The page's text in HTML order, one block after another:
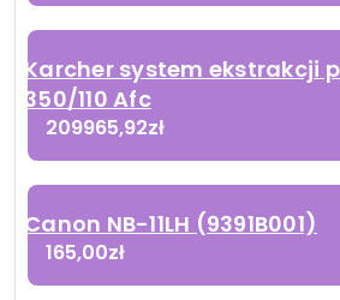
Karcher system ekstrakcji
350/110 Afc
209965,92zł
Canon NB-11LH (9391B001)
165,00zł